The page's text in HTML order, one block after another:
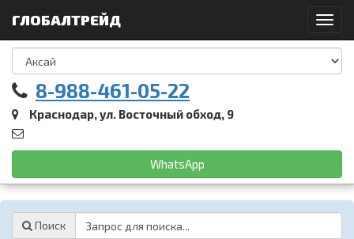
ГЛОБАЛТРЕЙД
8-988-461-05-22
Краснодар, ул. Восточный обход, 9
WhatsApp
Поиск